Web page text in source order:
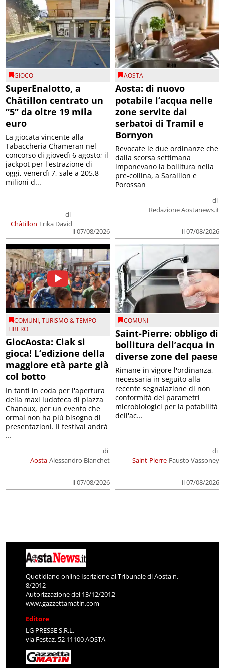
GIOCO
SuperEnalotto, a
Châtillon centrato un
“5” da oltre 19 mila
euro
Châtillon
di
Erika David
il 07/08/2026
La giocata vincente alla
Tabaccheria Chameran nel
concorso di giovedì 6 agosto; il
jackpot per l'estrazione di
oggi, venerdì 7, sale a 205,8
milioni d...
AOSTA
Aosta: di nuovo
potabile l’acqua nelle
zone servite dai
serbatoi di Tramil e
Bornyon
di
Redazione Aostanews.it
il 07/08/2026
Revocate le due ordinanze che
dalla scorsa settimana
imponevano la bollitura nella
pre-collina, a Saraillon e
Porossan
COMUNI,TURISMO & TEMPO
LIBERO
GiocAosta: Ciak si
gioca! L’edizione della
maggiore età parte già
col botto
Aosta
di
Alessandro Bianchet
il 07/08/2026
In tanti in coda per l'apertura
della maxi ludoteca di piazza
Chanoux, per un evento che
ormai non ha più bisogno di
presentazioni. Il festival andrà
...
COMUNI
Saint-Pierre: obbligo di
bollitura dell’acqua in
diverse zone del paese
Saint-Pierre
di
Fausto Vassoney
il 07/08/2026
Rimane in vigore l'ordinanza,
necessaria in seguito alla
recente segnalazione di non
conformità dei parametri
microbiologici per la potabilità
dell'ac...
Quotidiano online Iscrizione al Tribunale di Aosta n.
8/2012
Autorizzazione del 13/12/2012
www.gazzettamatin.com
Editore
LG PRESSE S.R.L.
via Festaz, 52 11100 AOSTA